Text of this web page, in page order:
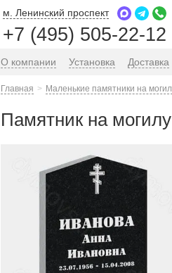
м. Ленинский проспект
+7 (495) 505-22-12
О компании Установка Доставка
Главная Маленькие памятники на
Памятник на